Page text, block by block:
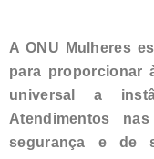
A ONU Mulheres
para proporcionar
universal a
Atendimentos
segurança e de